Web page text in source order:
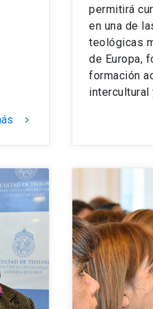
keyboard_arrow_right
permitirá
en una de
teológicas
de Europa,
formación
intercultural